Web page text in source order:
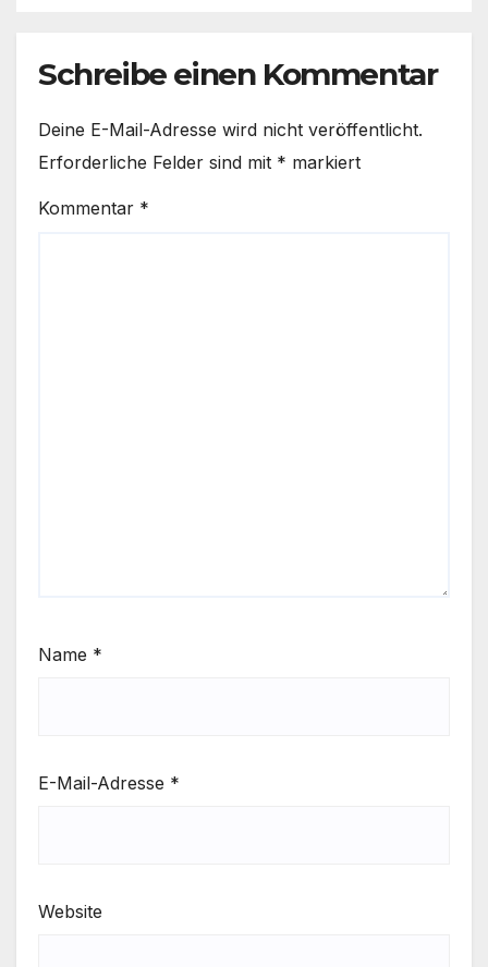
Schreibe einen Kommentar
Deine E-Mail-Adresse wird nicht veröffentlicht.
Erforderliche Felder sind mit * markiert
Kommentar *
Name *
E-Mail-Adresse *
Website